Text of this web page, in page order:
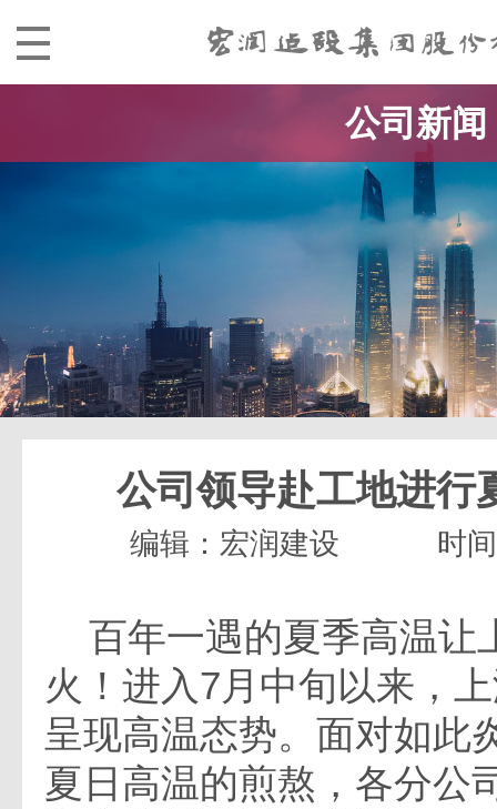
公司新闻
公司领导赴工地进行
编辑：宏润建设 时
百年一遇的夏季高温让
火！进入7月中旬以来，
呈现高温态势。面对如此
夏日高温的煎熬，各分公